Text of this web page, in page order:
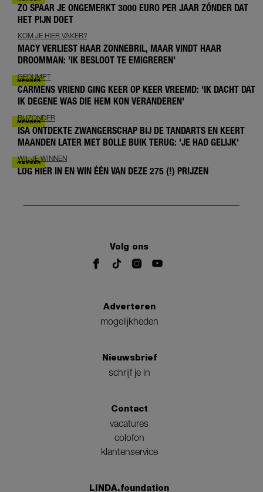
ZO SPAAR JE ONGEMERKT 3000 EURO PER JAAR ZÓNDER DAT
HET PIJN DOET
KOM JE HIER VAKER?
MACY VERLIEST HAAR ZONNEBRIL, MAAR VINDT HAAR
DROOMMAN: 'IK BESLOOT TE EMIGREREN'
GEDUMPT
CARMENS VRIEND GING KEER OP KEER VREEMD: 'IK DACHT DAT
IK DEGENE WAS DIE HEM KON VERANDEREN'
BIJZONDER
ISA ONTDEKTE ZWANGERSCHAP BIJ DE TANDARTS EN KEERT
MAANDEN LATER MET BOLLE BUIK TERUG: 'JE HAD GELIJK'
WIL JE WINNEN
LOG HIER IN EN WIN ÉÉN VAN DEZE 275 (!) PRIJZEN
Volg ons
Adverteren
mogelijkheden
Nieuwsbrief
schrijf je in
Contact
vacatures
colofon
klantenservice
LINDA.foundation